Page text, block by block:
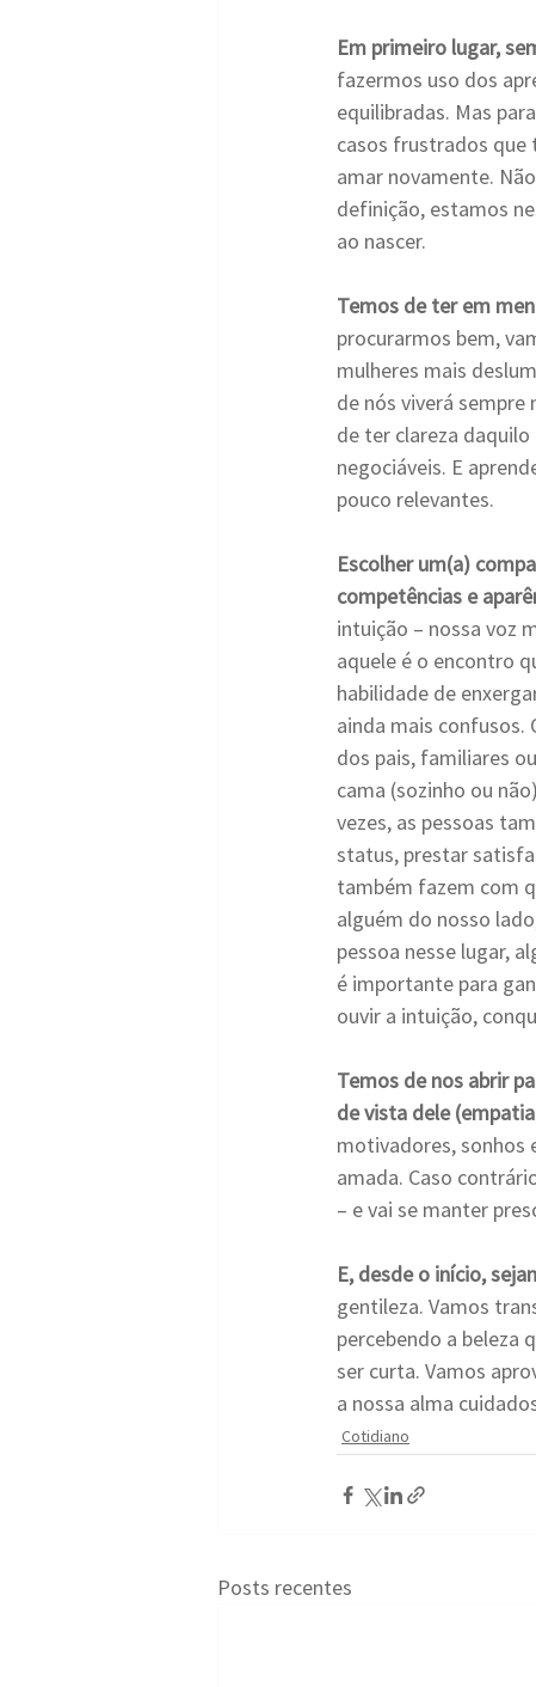
Em primeiro lugar,
fazermos uso dos
equilibradas. Mas
casos frustrados
amar novamente.
definição, estamos
ao nascer.
Temos de ter em
procurarmos bem,
mulheres mais
de nós viverá
de ter clareza
negociáveis. E
pouco relevantes.
Escolher um(a)
competências e
intuição – nossa voz
aquele é o encontro
habilidade de
ainda mais confusos.
dos pais, familiares
cama (sozinho ou
vezes, as pessoas
status, prestar
também fazem com
alguém do nosso
pessoa nesse lugar,
é importante para
ouvir a intuição,
Temos de nos abrir
de vista dele
motivadores, sonhos
amada. Caso
– e vai se manter
E, desde o início,
gentileza. Vamos
percebendo a beleza
ser curta. Vamos
a nossa alma
Cotidiano
Posts recentes